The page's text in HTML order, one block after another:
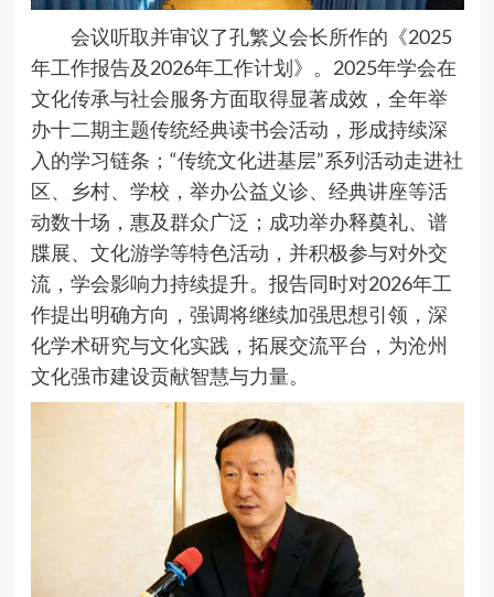
会议听取并审议了孔繁义会长所作的《2025
年工作报告及2026年工作计划》。2025年学会在
文化传承与社会服务方面取得显著成效，全年举
办十二期主题传统经典读书会活动，形成持续深
入的学习链条；“传统文化进基层”系列活动走进社
区、乡村、学校，举办公益义诊、经典讲座等活
动数十场，惠及群众广泛；成功举办释奠礼、谱
牒展、文化游学等特色活动，并积极参与对外交
流，学会影响力持续提升。报告同时对2026年工
作提出明确方向，强调将继续加强思想引领，深
化学术研究与文化实践，拓展交流平台，为沧州
文化强市建设贡献智慧与力量。